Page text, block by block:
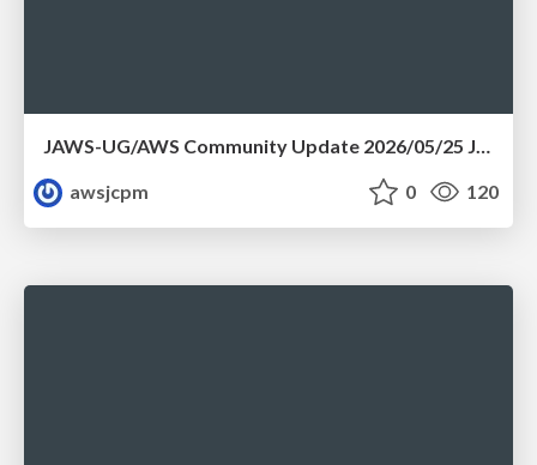
JAWS-UG/AWS Community Update 2026/05/25 JAWS-UG札幌 & 秋田コラボ会
awsjcpm
0 120